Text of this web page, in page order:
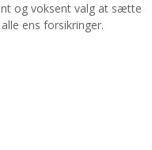
og voksent valg at sætte
ens forsikringer.